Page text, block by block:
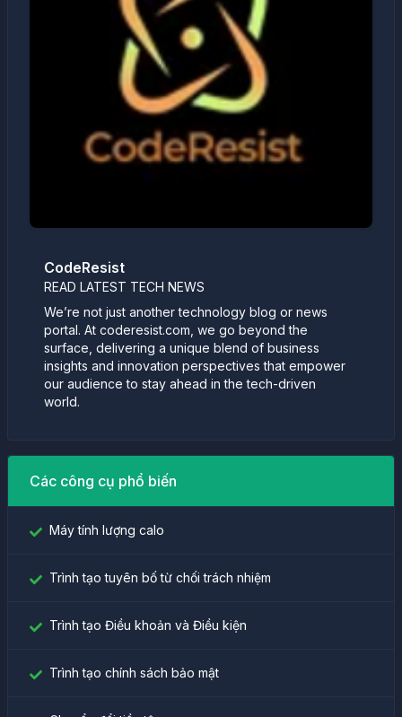
CodeResist
READ LATEST TECH NEWS
We’re not just another technology blog or news
portal. At coderesist.com, we go beyond the
surface, delivering a unique blend of business
insights and innovation perspectives that empower
our audience to stay ahead in the tech-driven
world.
Các công cụ phổ biến
Máy tính lượng calo
Trình tạo tuyên bố từ chối trách nhiệm
Trình tạo Điều khoản và Điều kiện
Trình tạo chính sách bảo mật